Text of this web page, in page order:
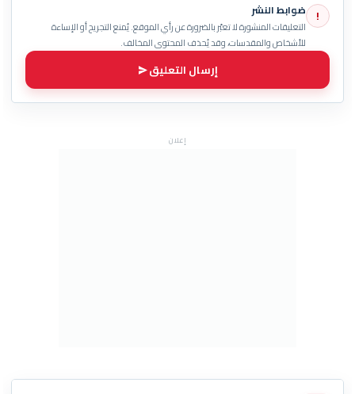
! ضوابط النشر
التعليقات المنشورة لا تعبّر بالضرورة عن رأي الموقع. يُمنع التجريح أو الإساءة
للأشخاص والمقدسات، وقد يُحذف المحتوى المخالف.
إرسال التعليق
إعلان